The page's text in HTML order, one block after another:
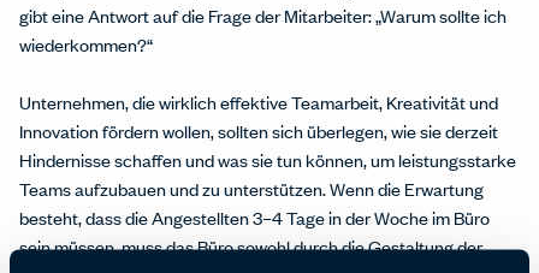
gibt eine Antwort auf die Frage der Mitarbeiter: „Warum sollte ich
wiederkommen?“
Unternehmen, die wirklich effektive Teamarbeit, Kreativität und
Innovation fördern wollen, sollten sich überlegen, wie sie derzeit
Hindernisse schaffen und was sie tun können, um leistungsstarke
Teams aufzubauen und zu unterstützen. Wenn die Erwartung
besteht, dass die Angestellten 3–4 Tage in der Woche im Büro
sein müssen, muss das Büro sowohl durch die Gestaltung der